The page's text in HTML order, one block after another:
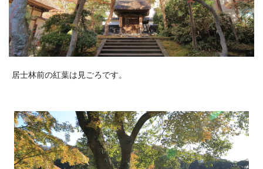
居士林前の紅葉は見ごろです。